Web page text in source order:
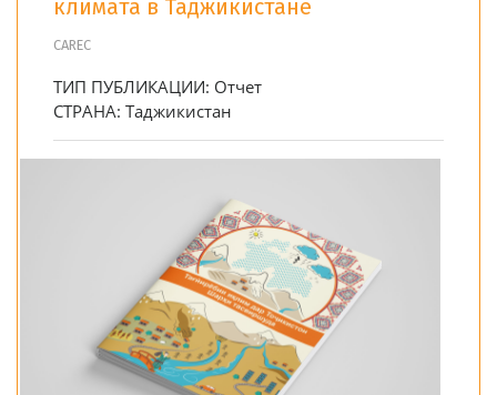
климата в Таджикистане
CAREC
ТИП ПУБЛИКАЦИИ: Отчет
СТРАНА: Таджикистан